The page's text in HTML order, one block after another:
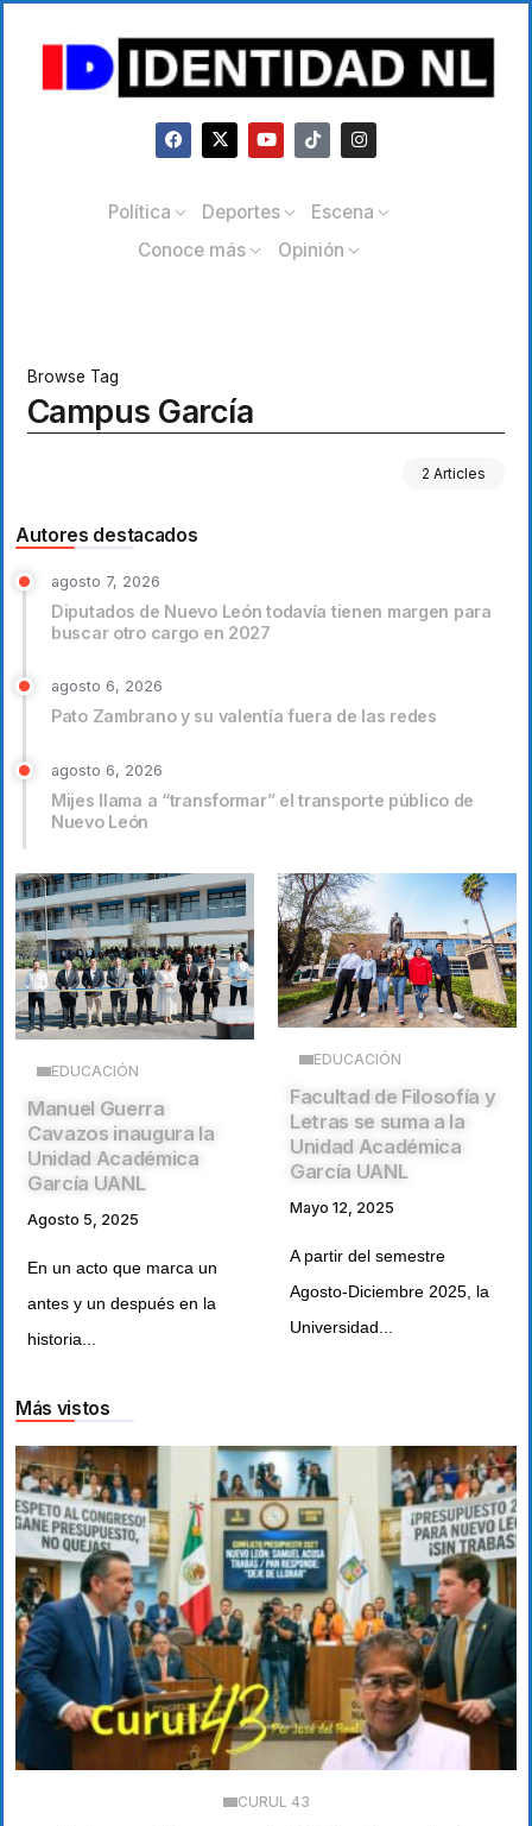
Política Deportes
Escena
Conoce más
Opinión
Browse Tag
Campus García
2 Articles
Autores destacados
agosto 7, 2026
Diputados de Nuevo León todavía tienen margen para
buscar otro cargo en 2027
agosto 6, 2026
Pato Zambrano y su valentía fuera de las redes
agosto 6, 2026
Mijes llama a “transformar” el transporte público de
Nuevo León
EDUCACIÓN
Manuel Guerra
Cavazos inaugura la
Unidad Académica
García UANL
Agosto 5, 2025
En un acto que marca un
antes y un después en la
historia...
EDUCACIÓN
Facultad de Filosofía y
Letras se suma a la
Unidad Académica
García UANL
Mayo 12, 2025
A partir del semestre
Agosto-Diciembre 2025, la
Universidad...
Más vistos
CURUL 43